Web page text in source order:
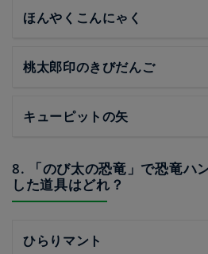
ほんやくこんにゃく
桃太郎印のきびだんご
キューピットの矢
8. 「のび太の恐竜」で恐竜ハ
した道具はどれ？
ひらりマント